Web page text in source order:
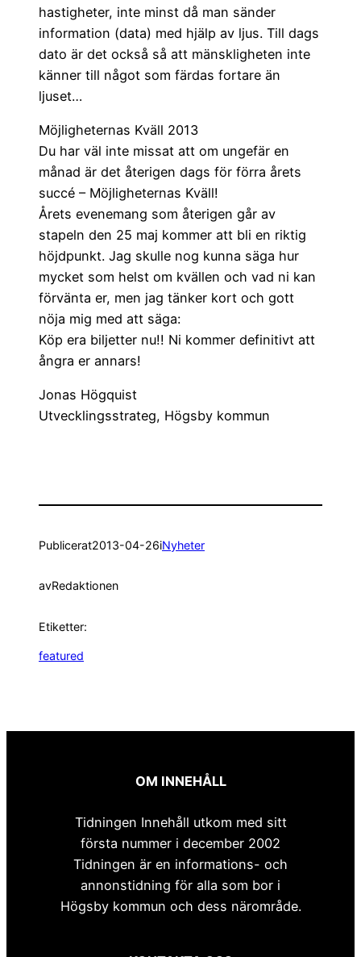
hastigheter, inte minst då man sänder
information (data) med hjälp av ljus. Till dags
dato är det också så att mänskligheten inte
känner till något som färdas fortare än
ljuset…
Möjligheternas Kväll 2013
Du har väl inte missat att om ungefär en
månad är det återigen dags för förra årets
succé – Möjligheternas Kväll!
Årets evenemang som återigen går av
stapeln den 25 maj kommer att bli en riktig
höjdpunkt. Jag skulle nog kunna säga hur
mycket som helst om kvällen och vad ni kan
förvänta er, men jag tänker kort och gott
nöja mig med att säga:
Köp era biljetter nu!! Ni kommer definitivt att
ångra er annars!
Jonas Högquist
Utvecklingsstrateg, Högsby kommun
Publicerat2013-04-26iNyheter
avRedaktionen
Etiketter:
featured
OM INNEHÅLL
Tidningen Innehåll utkom med sitt
första nummer i december 2002
Tidningen är en informations- och
annonstidning för alla som bor i
Högsby kommun och dess närområde.